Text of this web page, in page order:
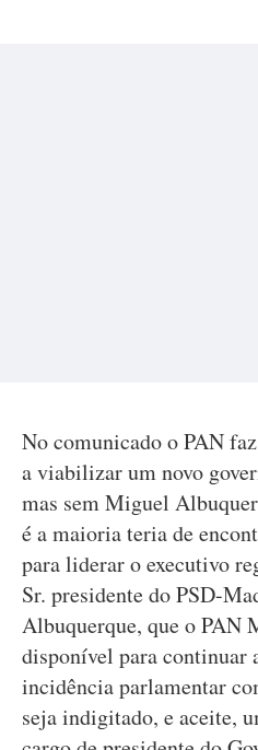
No comunicado o PAN
a viabilizar um novo
mas sem Miguel
é a maioria teria de
para liderar o executivo
Sr. presidente do PSD-
Albuquerque, que o PAN
disponível para continuar
incidência parlamentar
seja indigitado, e aceite,